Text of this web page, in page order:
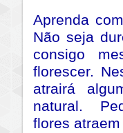
Aprenda
Não seja
consigo
florescer.
atrairá
natural.
flores